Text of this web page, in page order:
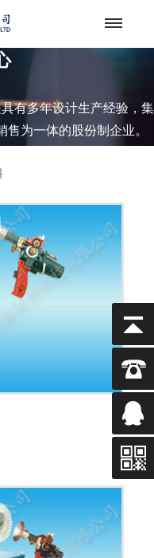
有多年设计生产经验，集
为一体的股份制企业。